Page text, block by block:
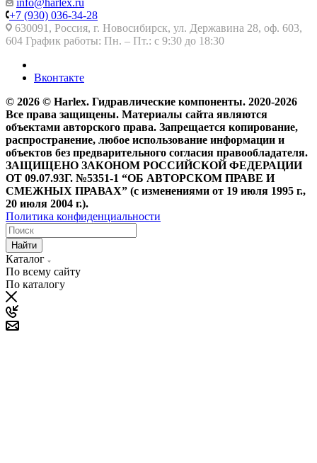
+7 (930) 036-34-28
630091, Россия, г. Новосибирск, ул. Державина 28, оф. 603,
604 График работы: Пн. – Пт.: с 9:30 до 18:30
Вконтакте
© 2026 © Harlex. Гидравлические компоненты. 2020-2026
Все права защищены. Материалы сайта являются
объектами авторского права. Запрещается копирование,
распространение, любое использование информации и
объектов без предварительного согласия правообладателя.
ЗАЩИЩЕНО ЗАКОНОМ РОССИЙСКОЙ ФЕДЕРАЦИИ
ОТ 09.07.93Г. №5351-1 “ОБ АВТОРСКОМ ПРАВЕ И
СМЕЖНЫХ ПРАВАХ” (с изменениями от 19 июля 1995 г.,
20 июля 2004 г.).
Политика конфиденциальности
Найти
Каталог
По всему сайту
По каталогу